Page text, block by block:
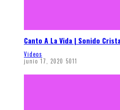
Canto A La Vida | Sonido
Videos
junio 17, 2020 5011